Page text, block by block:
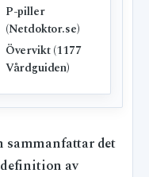
P-piller
(Netdoktor.se)
Övervikt (1177
Vårdguiden)
sammanfattar det
av